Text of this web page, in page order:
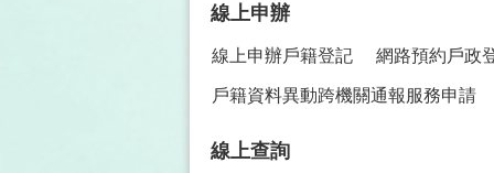
線上申辦
線上申辦戶籍登記 網路預約戶政
戶籍資料異動跨機關通報服務申請
線上查詢